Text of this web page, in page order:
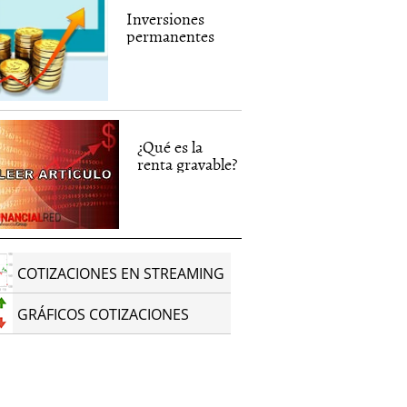
Inversiones
permanentes
¿Qué es la
renta gravable?
COTIZACIONES EN STREAMING
GRÁFICOS COTIZACIONES